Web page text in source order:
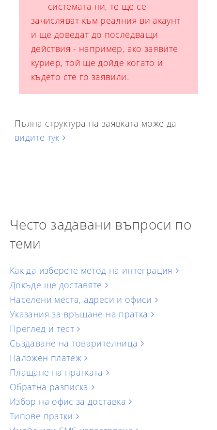
системата ни, те ще се
зачисляват към реалния ви акаунт
и ще доведат до последващи
действия - например, ако заявите
куриер, той ще дойде когато и
където сте го заявили.
Пълна структура на заявката може да
видите тук
Често задавани въпроси по
теми
Как да изберете метод на интеграция
Докъде ще доставяте
Населени места, адреси и офиси
Указания за връщане на пратка
Преглед и тест
Създаване на товарителница
Наложен платеж
Плащане на пратката
Обратна разписка
Избор на офис за доставка
Типове пратки